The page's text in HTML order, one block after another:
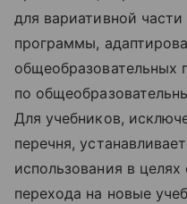
для вариативной
программы,
по
Для учебников,
перечня,
использования в
перехода на новые